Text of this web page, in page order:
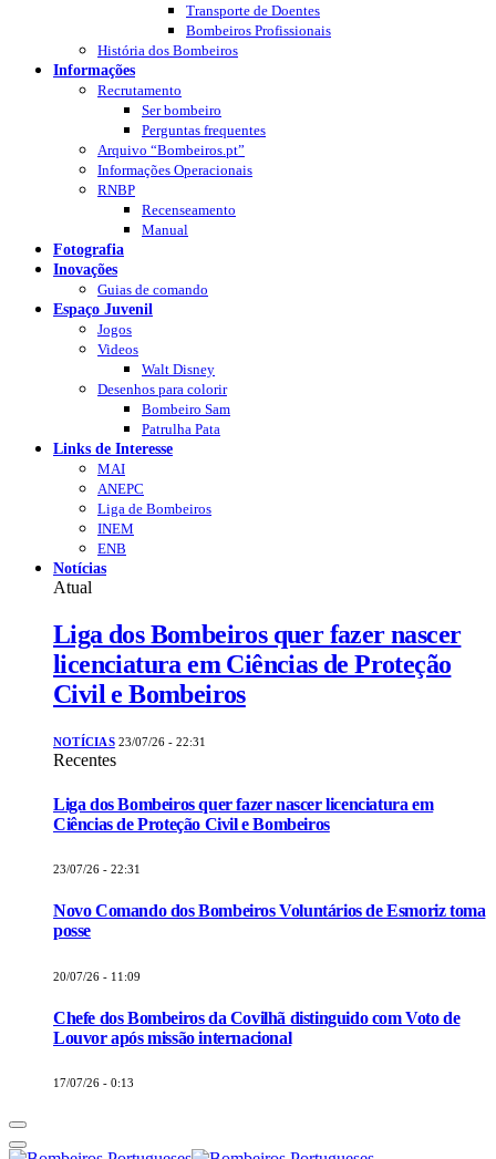
Transporte de Doentes
Bombeiros Profissionais
História dos Bombeiros
Informações
Recrutamento
Ser bombeiro
Perguntas frequentes
Arquivo “Bombeiros.pt”
Informações Operacionais
RNBP
Recenseamento
Manual
Fotografia
Inovações
Guias de comando
Espaço Juvenil
Jogos
Videos
Walt Disney
Desenhos para colorir
Bombeiro Sam
Patrulha Pata
Links de Interesse
MAI
ANEPC
Liga de Bombeiros
INEM
ENB
Notícias
Atual
Liga dos Bombeiros quer fazer nascer
licenciatura em Ciências de Proteção
Civil e Bombeiros
NOTÍCIAS 23/07/26 - 22:31
Recentes
Liga dos Bombeiros quer fazer nascer licenciatura em
Ciências de Proteção Civil e Bombeiros
23/07/26 - 22:31
Novo Comando dos Bombeiros Voluntários de Esmoriz toma
posse
20/07/26 - 11:09
Chefe dos Bombeiros da Covilhã distinguido com Voto de
Louvor após missão internacional
17/07/26 - 0:13